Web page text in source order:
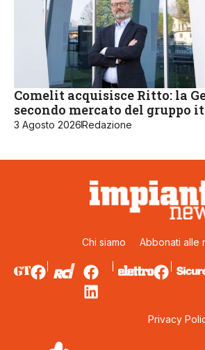
Comelit acquisisce Ritto: la
secondo mercato del gruppo
3 Agosto 2026Redazione
Chi siamo Abbonati alle
Privacy